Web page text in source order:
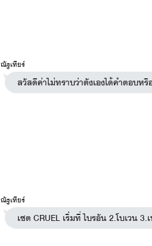
ณัฐเทียร์
สวัสดีค่าไม่ทราบว่าตังเองได้คำตอบห
ณัฐเทียร์
เซต CRUEL เริ่มที่ ไบรอัน 2.โบเวน